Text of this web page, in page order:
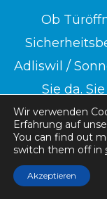
Ob
Adliswil /
Sie da.
Wir verwenden
Erfahrung auf
You can find out
switch them off in
Akzeptieren